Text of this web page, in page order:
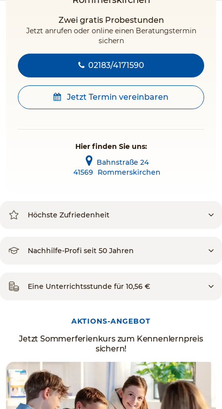
Zwei gratis Probestunden
Jetzt anrufen oder online einen Beratungstermin
sichern
02183/4171590
Jetzt Termin vereinbaren
Hier finden Sie uns:
Bahnstraße 24
41569
Rommerskirchen
Höchste Zufriedenheit
Nachhilfe-Profi seit 50 Jahren
Eine Unterrichtsstunde für 10,56 €
AKTIONS-ANGEBOT
Jetzt Sommerferienkurs zum Kennenlernpreis
sichern!